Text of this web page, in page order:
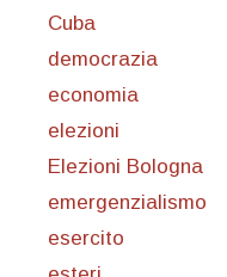
Cuba
democrazia
economia
elezioni
Elezioni Bologna
emergenzialismo
esercito